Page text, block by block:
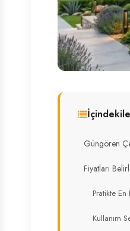
Güngören
Fiyatları
Pratikte
Kullanım